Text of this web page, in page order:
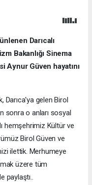
Darıcalı
Bakanlığı Sinema
Aynur Güven hayatını
Darıca'ya gelen Birol
sonra o anları sosyal
hemşehrimiz Kültür ve
Birol Güven ve
ilettik. Merhumeye
üzere tüm
paylaştı..